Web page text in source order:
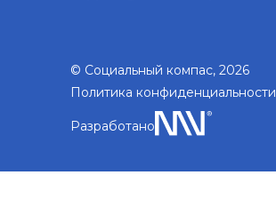
© Социальный компас, 2026
Политика конфиденциальности
Разработано